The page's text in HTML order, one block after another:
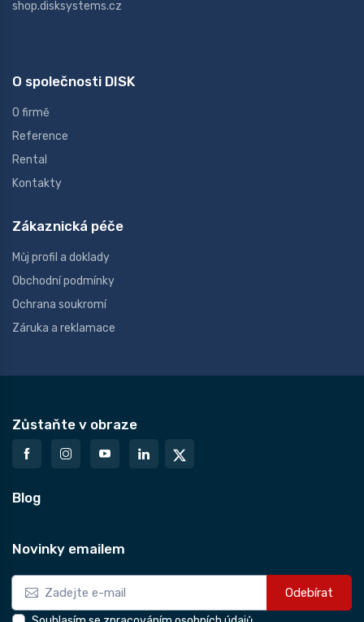
shop.disksystems.cz
O společnosti DISK
O firmě
Reference
Rental
Kontakty
Zákaznická péče
Můj profil a doklady
Obchodní podmínky
Ochrana soukromí
Záruka a reklamace
Zůstaňte v obraze
Blog
Novinky emailem
Odebírat